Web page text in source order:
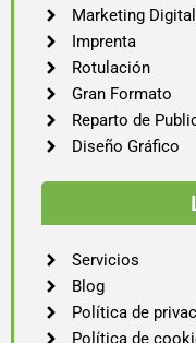
Marketing Digital
Imprenta
Rotulación
Gran Formato
Reparto de
Diseño Gráfico
Servicios
Blog
Política de
Política de